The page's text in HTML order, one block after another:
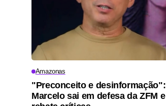
Amazonas
"Preconceito e desinformação":
Marcelo sai em defesa da ZFM e